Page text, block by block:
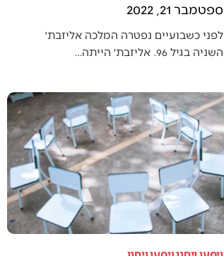
ספטמבר 21, 2022
לפני כשבועיים נפטרה המלכה אליזבת׳
השניה בגיל 96. אליזבת׳ הייתה…